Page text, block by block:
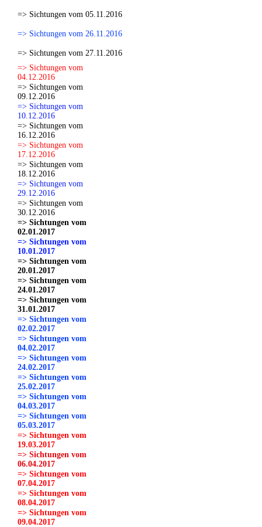
=> Sichtungen vom 05.11.2016
=> Sichtungen vom 26.11.2016
=> Sichtungen vom 27.11.2016
=> Sichtungen vom
04.12.2016
=> Sichtungen vom
09.12.2016
=> Sichtungen vom
10.12.2016
=> Sichtungen vom
16.12.2016
=> Sichtungen vom
17.12.2016
=> Sichtungen vom
18.12.2016
=> Sichtungen vom
29.12.2016
=> Sichtungen vom
30.12.2016
=> Sichtungen vom
02.01.2017
=> Sichtungen vom
10.01.2017
=> Sichtungen vom
20.01.2017
=> Sichtungen vom
24.01.2017
=> Sichtungen vom
31.01.2017
=> Sichtungen vom
02.02.2017
=> Sichtungen vom
04.02.2017
=> Sichtungen vom
24.02.2017
=> Sichtungen vom
25.02.2017
=> Sichtungen vom
04.03.2017
=> Sichtungen vom
05.03.2017
=> Sichtungen vom
19.03.2017
=> Sichtungen vom
06.04.2017
=> Sichtungen vom
07.04.2017
=> Sichtungen vom
08.04.2017
=> Sichtungen vom
09.04.2017